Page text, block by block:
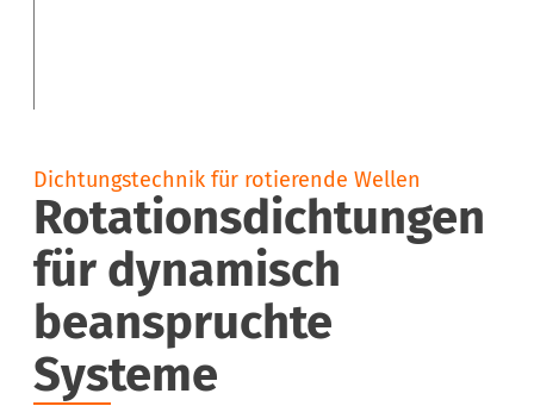
Dichtungstechnik für rotierende Wellen
Rotationsdichtungen
für dynamisch
beanspruchte
Systeme